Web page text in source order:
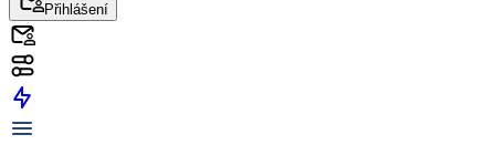
Přihlášení